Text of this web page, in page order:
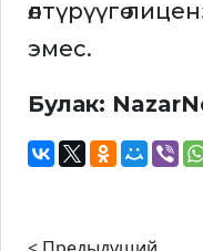
өлтүрүүгө
эмес.
Булак: